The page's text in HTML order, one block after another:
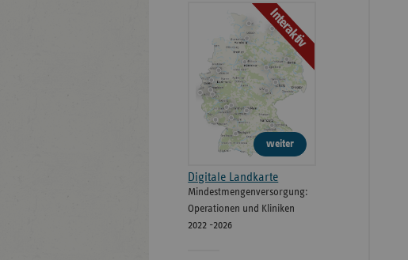
Interaktiv
weiter
Digitale Landkarte
Mindestmengenversorgung:
Operationen und Kliniken
2022 -2026